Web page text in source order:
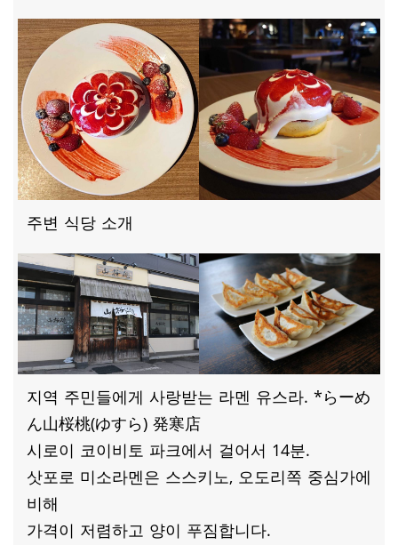
주변 식당 소개
지역 주민들에게 사랑받는 라멘 유스라. *らーめ
ん山桜桃(ゆすら) 発寒店
시로이 코이비토 파크에서 걸어서 14분.
삿포로 미소라멘은 스스키노, 오도리쪽 중심가에
비해
가격이 저렴하고 양이 푸짐합니다.